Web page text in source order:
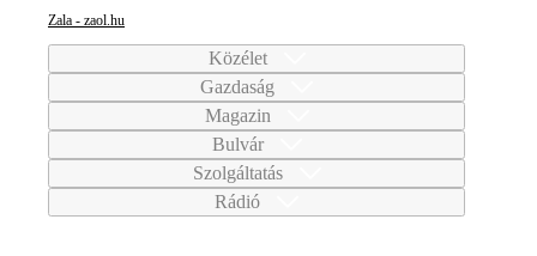
Zala - zaol.hu
Közélet
Gazdaság
Magazin
Bulvár
Szolgáltatás
Rádió